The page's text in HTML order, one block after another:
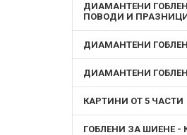
ДИАМАНТЕНИ
ПОВОДИ И
ДИАМАНТЕНИ
ДИАМАНТЕНИ
КАРТИНИ ОТ 5 ЧАСТИ
ГОБЛЕНИ ЗА ШИЕНЕ -